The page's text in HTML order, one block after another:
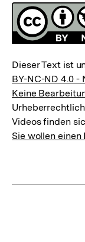
Lizenz
Dieser Text ist
BY-NC-ND 4.0 -
Keine
Videos finden
Sie wollen